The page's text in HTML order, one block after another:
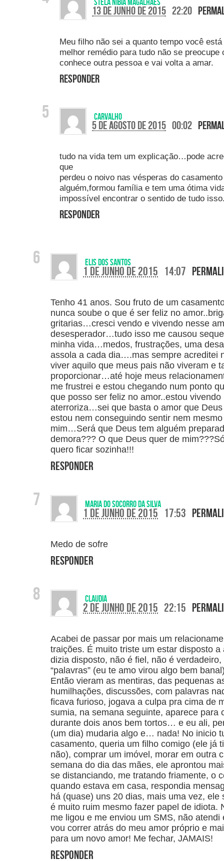
13 de junho de 2015 22:20
Meu filho não sei a quanto tempo você
melhor remédio para tudo não se
conhece outra pessoa e vai volta a amar.
Responder
Carvalho
5 de agosto de 2015 00:02
tudo na vida tem um explicação…pode
que
perdeu o noivo nas vésperas do
alguém,formou família e tem uma ótima
impossível encontrar o sentido de tudo
Responder
Elis dos Santos
1 de junho de 2015 14:07
Tenho 41 anos. Sou fruto de um
nunca soube o que é ser feliz no
gritarias…cresci vendo e vivendo nesse
desesperador…tudo isso me causou
minha vida…medos, frustrações, uma
assola a cada dia….mas sempre acreditei
viver aquilo que meus pais não viveram e
proporcionar…até hoje meus
me frustrei e estou chegando num ponto
que posso ser feliz no amor..estou
aterroriza…sei que basta o amor que
estou nem conseguindo sentir nem
mim…Será que Deus tem alguém
demora??? O que Deus quer de
quero ficar sozinha!!!
Responder
Maria do socorro da silva
1 de junho de 2015 17:53
Medo de sofre
Responder
Claudia
2 de junho de 2015 22:15
Acabei de passar por mais um
traições. É muito triste um estar disposto
dizia disposto, não é fiel, não é
“palavras” (eu te amo virou algo bem
Então vieram as mentiras, das pequenas
humilhações, discussões, com palavras
ficava furioso, jogava a culpa pra cima de
sumia, na semana seguinte, aparece
durante dois anos bem tortos… e eu ali,
(um dia) mudaria algo e… nada! No inicio
casamento, queria um filho comigo (ele já
não), comprar um imóvel, morar em outra
semana do dia das mães, ele aprontou
se distanciando, me tratando friamente, o
quando estava em casa, respondia
há (quase) uns 20 dias, mais uma vez,
é muito ruim mesmo fazer papel de idiota.
me ligou e me enviou um SMS, não
vou correr atrás do meu amor próprio e
para um novo amor! Me fechar, JAMAIS!
Responder